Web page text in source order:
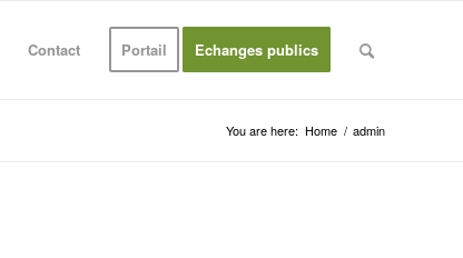
Contact Portail Echanges publics
You are here: Home / admin